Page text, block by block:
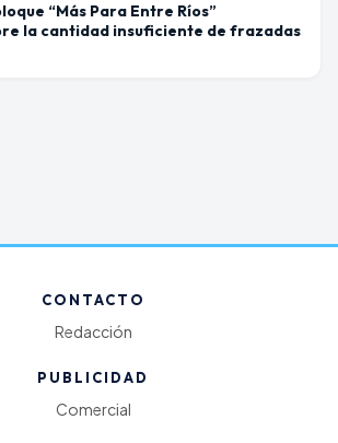
“Más Para Entre Ríos”
la cantidad insuficiente de frazadas
CONTACTO
Redacción
PUBLICIDAD
Comercial